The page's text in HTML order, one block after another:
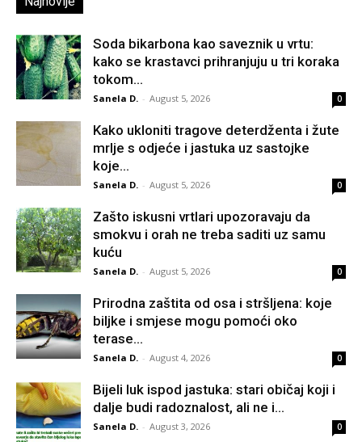
Soda bikarbona kao saveznik u vrtu:
kako se krastavci prihranjuju u tri koraka
tokom...
Sanela D. - August 5, 2026 0
Kako ukloniti tragove deterdženta i žute
mrlje s odjeće i jastuka uz sastojke
koje...
Sanela D. - August 5, 2026 0
Zašto iskusni vrtlari upozoravaju da
smokvu i orah ne treba saditi uz samu
kuću
Sanela D. - August 5, 2026 0
Prirodna zaštita od osa i stršljena: koje
biljke i smjese mogu pomoći oko
terase...
Sanela D. - August 4, 2026 0
Bijeli luk ispod jastuka: stari običaj koji i
dalje budi radoznalost, ali ne i...
Sanela D. - August 3, 2026 0